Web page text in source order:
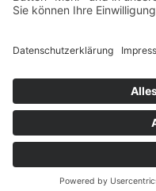
Internationale Verbände
IBU